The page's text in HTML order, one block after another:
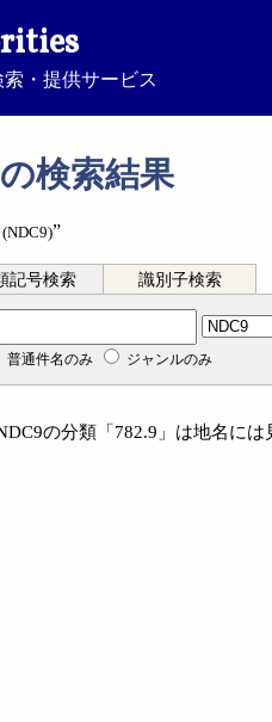
・提供サービス
検索結果
(NDC9)”
記号検索 識別子検索
普通件名のみ ジャンルのみ
の分類「782.9」は地名に